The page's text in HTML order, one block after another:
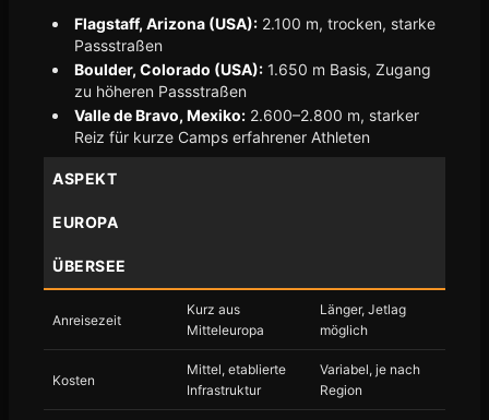
Flagstaff, Arizona (USA): 2.100 m, trocken, starke
Passstraßen
Boulder, Colorado (USA): 1.650 m Basis, Zugang
zu höheren Passstraßen
Valle de Bravo, Mexiko: 2.600–2.800 m, starker
Reiz für kurze Camps erfahrener Athleten
ASPEKT
EUROPA
ÜBERSEE
Anreisezeit
Kurz aus
Mitteleuropa
Länger, Jetlag
möglich
Kosten
Mittel, etablierte
Infrastruktur
Variabel, je nach
Region